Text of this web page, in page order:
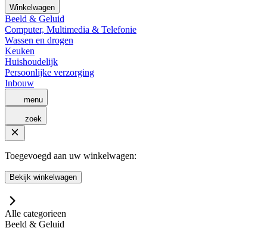
Winkelwagen
Beeld & Geluid
Computer, Multimedia & Telefonie
Wassen en drogen
Keuken
Huishoudelijk
Persoonlijke verzorging
Inbouw
menu
zoek
Toegevoegd aan uw winkelwagen:
Bekijk winkelwagen
Alle categorieen
Beeld & Geluid